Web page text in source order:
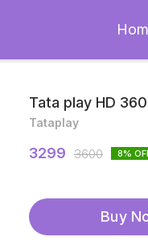
Tata play HD
Tataplay
3299 3600 8%
Buy